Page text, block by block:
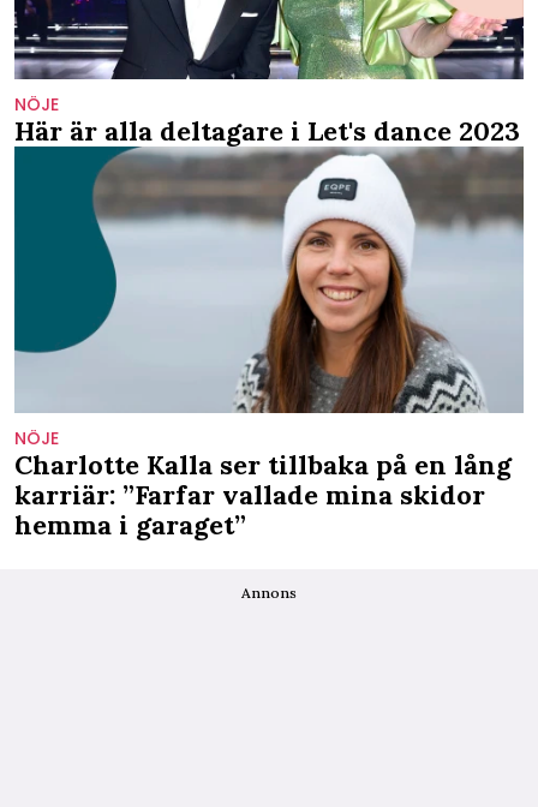
NÖJE
Här är alla deltagare i Let's dance 2023
NÖJE
Charlotte Kalla ser tillbaka på en lång
karriär: ”Farfar vallade mina skidor
hemma i garaget”
Annons